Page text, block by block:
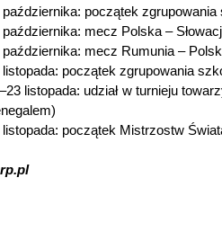
października: początek
października: mecz Polska –
października: mecz Rumunia –
listopada: początek zgrupowania
listopada: udział w turnieju
listopada: początek Mistrzostw